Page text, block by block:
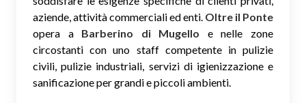
aziende, attività commerciali ed enti. Oltre il Ponte
opera a Barberino di Mugello e nelle zone
circostanti con uno staff competente in pulizie
civili, pulizie industriali, servizi di igienizzazione e
sanificazione per grandi e piccoli ambienti.